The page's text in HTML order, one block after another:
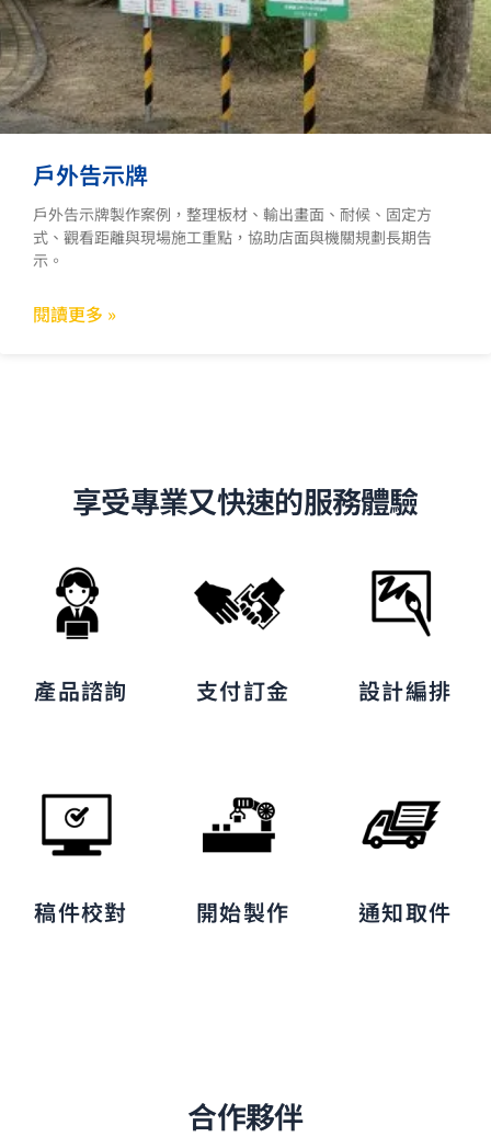
戶外告示牌
戶外告示牌製作案例，整理板材、輸出畫面、耐候、固定方
式、觀看距離與現場施工重點，協助店面與機關規劃長期告
示。
閱讀更多 »
享受專業又快速的服務體驗
產品諮詢 支付訂金 設計編排
稿件校對 開始製作 通知取件
合作夥伴